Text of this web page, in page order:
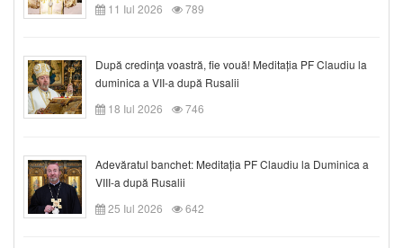
11 Iul 2026
789
După credinţa voastră, fie vouă! Meditația PF Claudiu la
duminica a VII-a după Rusalii
18 Iul 2026
746
Adevăratul banchet: Meditația PF Claudiu la Duminica a
VIII-a după Rusalii
25 Iul 2026
642